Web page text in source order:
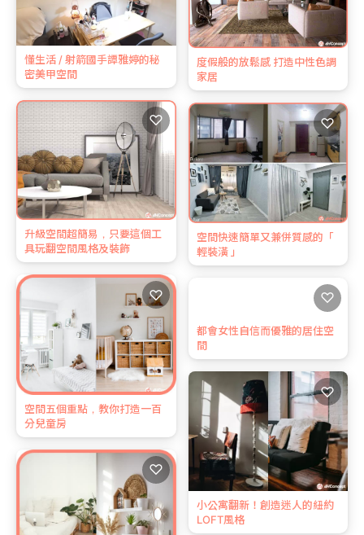
懂生活 / 射箭國手譚雅婷的秘
密美甲空間
升級空間超簡易，只要這個工
具玩翻空間風格及裝飾
♡
度假般的放鬆感 打造中性色調
家居
空間五個重點，教你打造一百
分兒童房
♡
空間快速簡單又兼併質感的「
輕裝潢 」
♡
♡
都會女性自信而優雅的居住空
間
♡
小公寓翻新！創造迷人的紐約
LOFT風格
♡